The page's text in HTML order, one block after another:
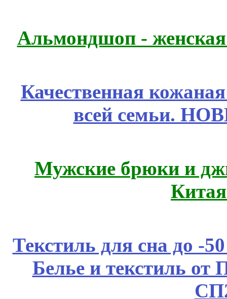
Альмондшоп -
Качественная
всей семьи.
Мужские брюки и
Текстиль для сна до
Белье и текстиль от